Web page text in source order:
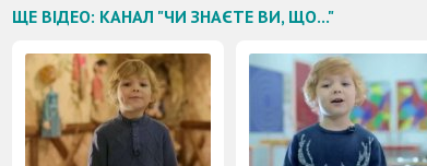
ЩЕ ВІДЕО: КАНАЛ "ЧИ ЗНАЄТЕ ВИ, ЩО..."